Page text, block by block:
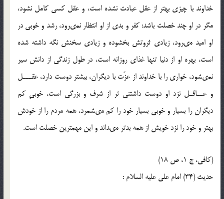
خداوند با چيزى بهتر از عقل عبادت نشده است، و عقل كسى كامل نشود،
مگر در او چند خصلت باشد: كفر و بدى از او انتظار نمى‏رود، رشد و خوبى در
او اميد مى‏رود، زيادى ثروتش بخشوده و زيادى سخنش نگه داشته شده
است، بهره او از دنيا تنها غذاى روزانه است، در طول زندگى از دانش سير
نمى‏شود، خوارى را با خداوند از عزّت با ديگران، بيشتر دوست دارد، عقـــل
و عــاقـل نزد او دوست داشتنى‏ تر از شرف و بزرگى است، خوبىِ كم
ديگران را بسيار و خوبى بسيار خود را كم مى‏شمرد، همه مردم را از خودش
بهتر و خود را نزد خويش از همه بدتر مى‏داند و اين مهم‏ترين خصلت است.
(كافى، ج 1، ص 18)
حدیث (34) امام على عليه ‏السلام :